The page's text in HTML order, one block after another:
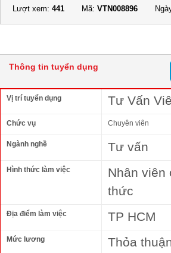
Lượt xem: 441 Mã: VTN008896
Thông tin tuyển dụng
Vị trí tuyển dụng Tư Vấn
Chức vụ Chuyên viên
Ngành nghề Tư vấn
Hình thức làm việc
Nhân viên
thức
Địa điểm làm việc TP HCM
Mức lương
Thỏa